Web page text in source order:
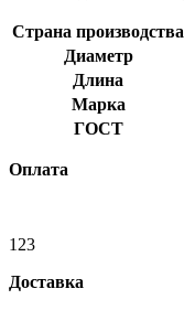
Страна производства
Диаметр
Длина
Марка
ГОСТ
Оплата
123
Доставка